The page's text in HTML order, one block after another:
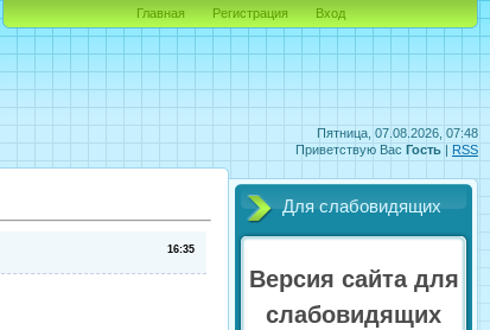
Пятница, 07.08.2026, 07:48
Приветствую Вас Гость | RSS
Главная Регистрация Вход
16:35
Для слабовидящих
Версия сайта для
слабовидящих